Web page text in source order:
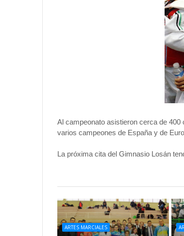
Al campeonato asistieron cerca de
varios campeones de España y de
La próxima cita del Gimnasio Losán
ARTES MARCIALES